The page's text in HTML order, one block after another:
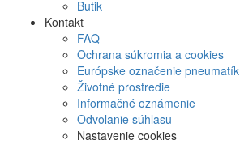
Butik
Kontakt
FAQ
Ochrana súkromia a cookies
Európske označenie pneumatík
Životné prostredie
Informačné oznámenie
Odvolanie súhlasu
Nastavenie cookies